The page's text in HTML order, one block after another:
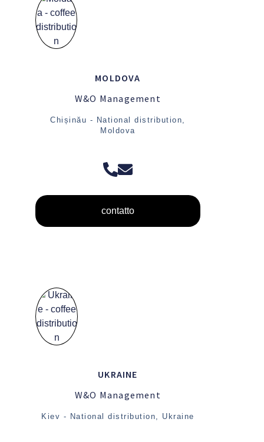
MOLDOVA
W&O Management
Chișinău - National distribution,
Moldova
contatto
UKRAINE
W&O Management
Kiev - National distribution, Ukraine